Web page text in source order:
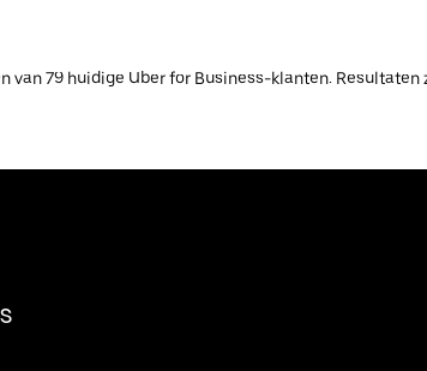
van 79 huidige Uber for Business-klanten.